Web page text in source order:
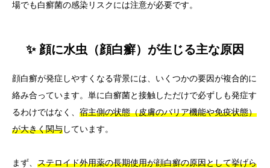
場でも白癬菌の感染リスクには注意が必要です。
✨ 顔に水虫（顔白癬）が生じる主な原因
顔白癬が発症しやすくなる背景には、いくつかの要因が複合的に
絡み合っています。単に白癬菌と接触しただけで必ずしも発症す
るわけではなく、 宿主側の状態（皮膚のバリア機能や免疫状態）
が大きく関与しています。
まず、 ステロイド外用薬の長期使用が顔白癬の原因として挙げら